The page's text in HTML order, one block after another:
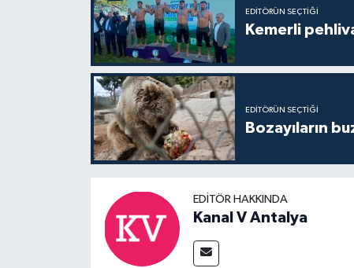
EDITÖRÜN SEÇTIĞI
Kemerli
EDITÖRÜN SEÇTIĞI
Bozayıların
EDITÖR HAKKINDA
Kanal V Antalya